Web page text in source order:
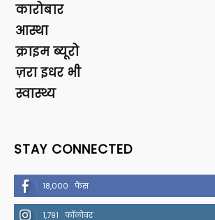
कारोबार
आस्था
क्राइम ब्यूरो
ज़रा इधर भी
स्वास्थ्य
STAY CONNECTED
18,000 फैंस
1,791 फॉलोवर